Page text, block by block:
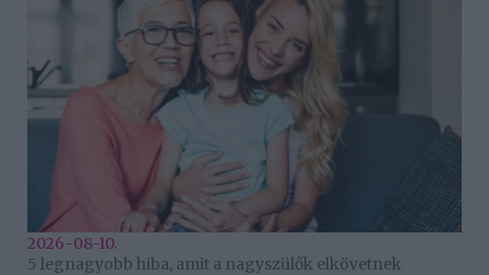
2026-08-10.
5 legnagyobb hiba, amit a nagyszülők elkövetnek